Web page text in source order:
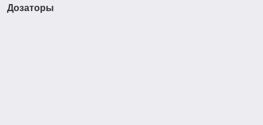
Дозаторы